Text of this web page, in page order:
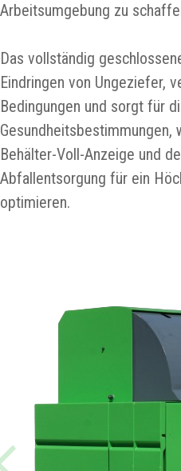
Arbeitsumgebung zu
Das vollständig
Eindringen von Ungeziefer,
Bedingungen und sorgt für
Gesundheitsbestimmungen,
Behälter-Voll-Anzeige und
Abfallentsorgung für ein
optimieren.